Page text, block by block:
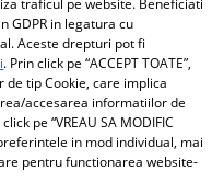
traficul pe website. Beneficiati
GDPR in legatura cu
Aceste drepturi pot fi
. Prin click pe “ACCEPT TOATE”,
tip Cookie, care implica
accesarea informatiilor de
pe “VREAU SA MODIFIC
in mod individual, mai
pentru functionarea website-